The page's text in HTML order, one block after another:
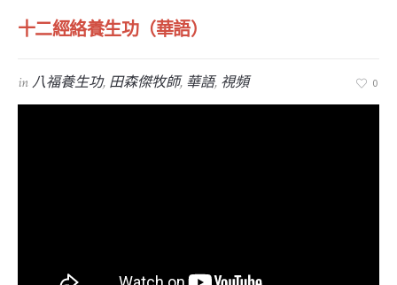
十二經絡養生功（華語）
in八福養生功, 田森傑牧師, 華語, 視頻 0